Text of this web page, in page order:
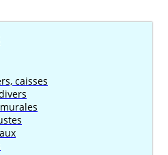
caisses